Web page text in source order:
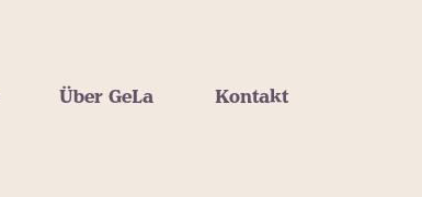
Über GeLa Kontakt